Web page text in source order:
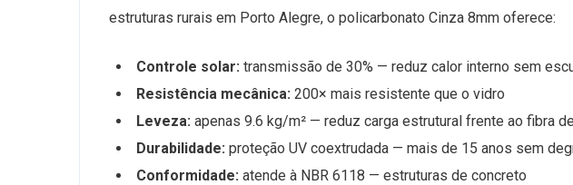
estruturas rurais em Porto Alegre, o policarbonato Cinza 8mm oferece:
Controle solar: transmissão de 30% — reduz calor interno sem
Resistência mecânica: 200× mais resistente que o vidro
Leveza: apenas 9.6 kg/m² — reduz carga estrutural frente ao fibra
Durabilidade: proteção UV coextrudada — mais de 15 anos sem
Conformidade: atende à NBR 6118 — estruturas de concreto